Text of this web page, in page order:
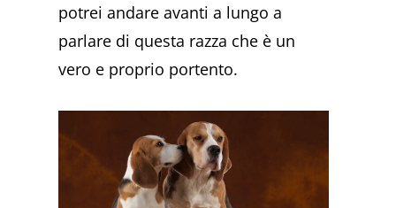
potrei andare avanti a lungo a
parlare di questa razza che è un
vero e proprio portento.